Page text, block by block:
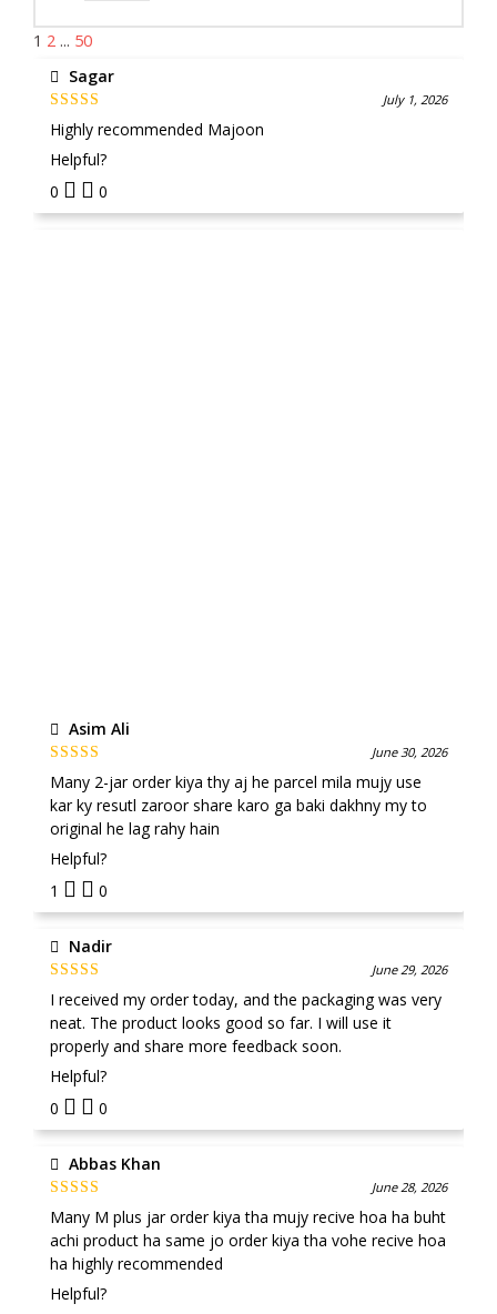
1 2 ... 50
Sagar
Rated 5out
of 5
July 1, 2026
Highly recommended Majoon
Helpful?
0
0
Asim Ali
Rated4 out
of 5
June 30, 2026
Many 2-jar order kiya thy aj he parcel mila mujy use
kar ky resutl zaroor share karo ga baki dakhny my to
original he lag rahy hain
Helpful?
1
0
Nadir
Rated 4out
of 5
June 29, 2026
I received my order today, and the packaging was very
neat. The product looks good so far. I will use it
properly and share more feedback soon.
Helpful?
0
0
Abbas Khan
Rated5out
of 5
June 28, 2026
Many M plus jar order kiya tha mujy recive hoa ha buht
achi product ha same jo order kiya tha vohe recive hoa
ha highly recommended
Helpful?